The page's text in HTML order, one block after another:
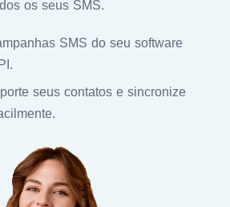
os seus SMS.
SMS do seu software
seus contatos e sincronize